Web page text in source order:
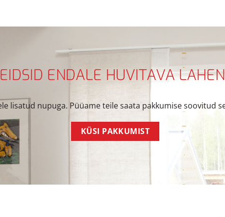
ENDALE HUVITAVA
lisatud nupuga. Püüame teile saata pakkumise soovitud
KÜSI PAKKUMIST